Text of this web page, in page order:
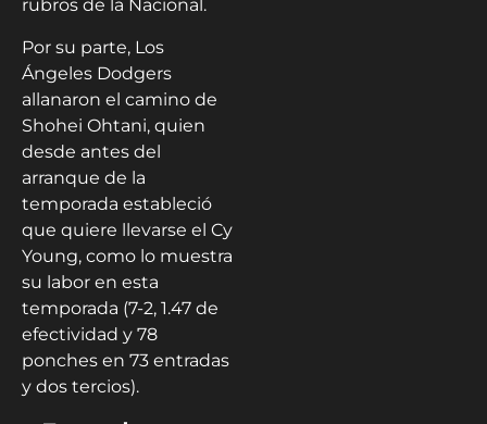
rubros de la Nacional.
Por su parte, Los
Ángeles Dodgers
allanaron el camino de
Shohei Ohtani, quien
desde antes del
arranque de la
temporada estableció
que quiere llevarse el Cy
Young, como lo muestra
su labor en esta
temporada (7-2, 1.47 de
efectividad y 78
ponches en 73 entradas
y dos tercios).